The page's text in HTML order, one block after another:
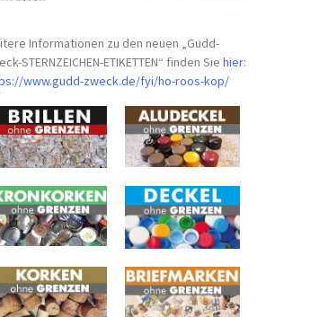
Informationen zu den neuen „Gudd-
STERNZEICHEN-ETIKETTEN“ finden Siehier:
www.gudd-zweck.de/fyi/ho-roos-kop/